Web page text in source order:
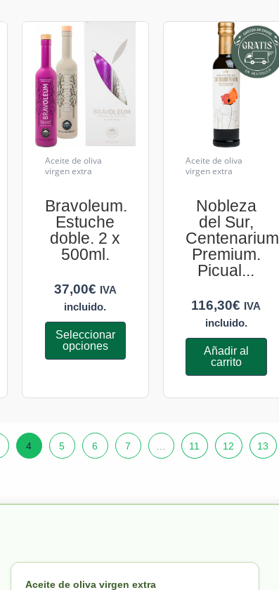
Aceite de oliva
virgen extra
Bravoleum.
Estuche
doble. 2 x
500ml.
37,00€ IVA
incluido.
Seleccionar
opciones
Aceite de oliva
virgen extra
Nobleza
del Sur,
Centenarium
Premium.
Picual...
116,30€ IVA
incluido.
Añadir al
carrito
4 5 6 7 11 12 13
Aceite de oliva virgen extra